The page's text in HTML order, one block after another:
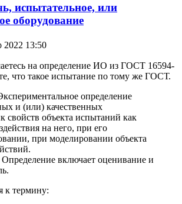
испытательное, или
оборудование
2022 13:50
на определение ИО из ГОСТ 16594-
что такое испытание по тому же ГОСТ.
определение
и (или) качественных
свойств объекта испытаний как
на него, при его
при моделировании объекта
включает оценивание и
к термину: